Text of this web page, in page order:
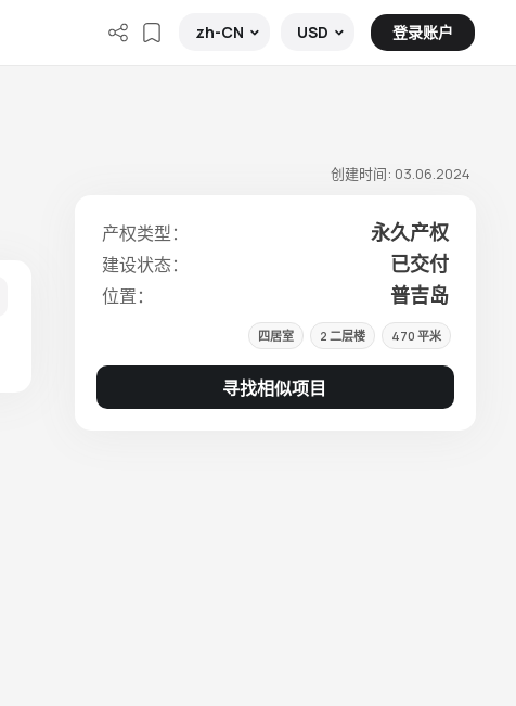
zh-CN USD 登录账户
创建时间: 03.06.2024
产权类型： 永久产权
建设状态： 已交付
位置： 普吉岛
四居室 2 二层楼 470 平米
寻找相似项目